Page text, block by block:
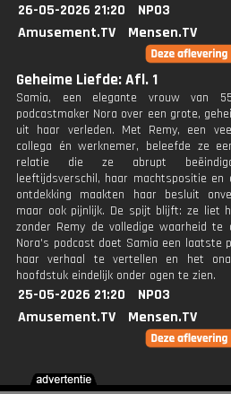
26-05-2026 21:20
NPO3
Amusement.TV
Mensen.TV
Geheime Liefde: Afl. 1
Samia, een elegante vrouw van
podcastmaker Nora over een grote,
uit haar verleden. Met Remy, een
collega én werknemer, beleefde ze
relatie die ze abrupt
leeftijdsverschil, haar machtspositie en
ontdekking maakten haar besluit
maar ook pijnlijk. De spijt blijft: ze liet
zonder Remy de volledige waarheid te
Nora's podcast doet Samia een laatste
haar verhaal te vertellen en het
hoofdstuk eindelijk onder ogen te zien.
25-05-2026 21:20
NPO3
Amusement.TV
Mensen.TV